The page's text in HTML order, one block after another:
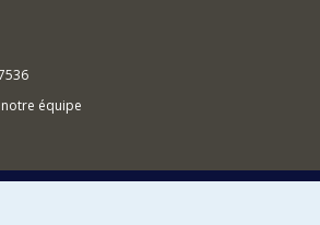
équipe